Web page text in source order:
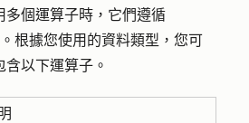
多個運算子時，它們遵循
根據您使用的資料類型，您可
以下運算子。